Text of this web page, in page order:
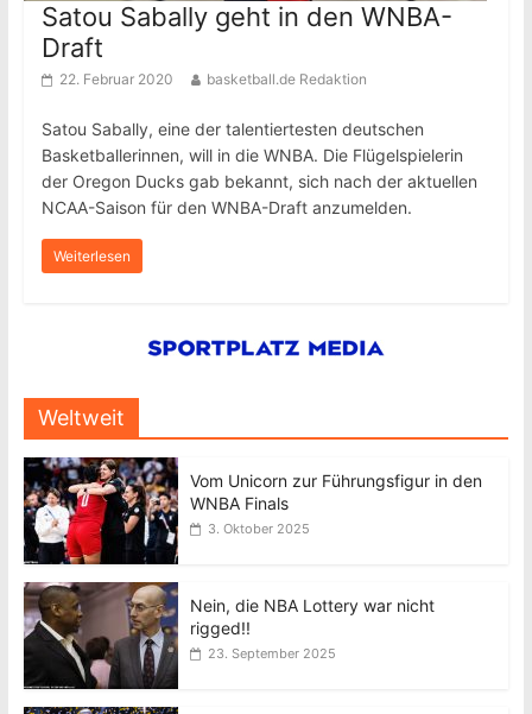
Satou Sabally geht in den WNBA-
Draft
22. Februar 2020 basketball.de Redaktion
Satou Sabally, eine der talentiertesten deutschen
Basketballerinnen, will in die WNBA. Die Flügelspielerin
der Oregon Ducks gab bekannt, sich nach der aktuellen
NCAA-Saison für den WNBA-Draft anzumelden.
Weiterlesen
Weltweit
Vom Unicorn zur Führungsfigur in den
WNBA Finals
3. Oktober 2025
Nein, die NBA Lottery war nicht
rigged!!
23. September 2025